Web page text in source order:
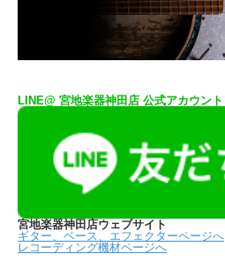
LINE@ 宮地楽器神田店 公式アカウント
宮地楽器神田店ウェブサイト
ギター、ベース、エフェクターページへ
レコーディング機材ページへ